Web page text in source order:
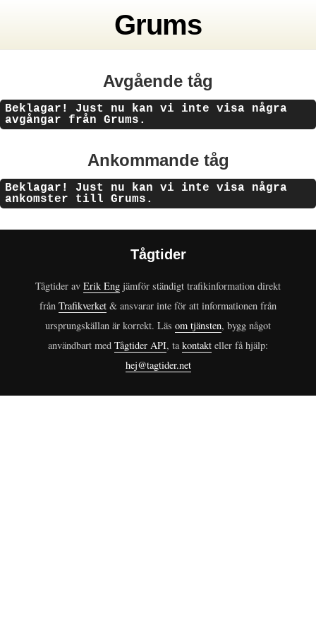
Grums
Avgående tåg
Beklagar! Just nu kan vi inte visa några
avgångar från Grums.
Ankommande tåg
Beklagar! Just nu kan vi inte visa några
ankomster till Grums.
Tågtider
Tågtider av Erik Eng jämför ständigt trafikinformation direkt
från Trafikverket & ansvarar inte för att informationen från
ursprungskällan är korrekt. Läs om tjänsten, bygg något
användbart med Tågtider API, takontakt eller få hjälp:
hej@tagtider.net